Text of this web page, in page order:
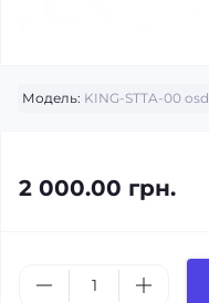
Модель: KING-STTA-00 osd
2 000.00 грн.